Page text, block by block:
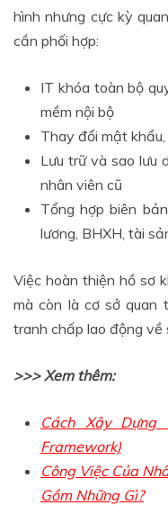
hình nhưng cực kỳ
cần phối hợp:
IT khóa toàn bộ
mềm nội bộ
Thay đổi mật
Lưu trữ và sao lưu
nhân viên cũ
Tổng hợp biên
lương, BHXH, tài
Việc hoàn thiện hồ sơ
mà còn là cơ sở quan
tranh chấp lao động về
>>> Xem thêm:
Cách Xây Dựng
Framework)
Công Việc Của
Gồm Những Gì?